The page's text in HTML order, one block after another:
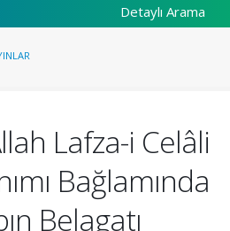
Detaylı Arama
Lafza-i Celâli
Bağlamında
Belagatı